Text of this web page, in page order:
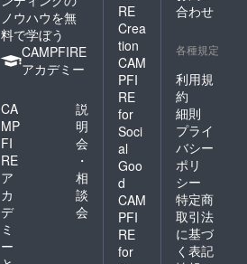
ノウハウを無
料で学ぼう
CAMPFIRE
アカデミー
CA
MP
FI
RE
ア
カ
デ
ミ
ー
説
明
会
・
相
談
会
RE
Crea
tion
CAM
PFI
RE
for
Soci
al
Goo
d
CAM
PFI
RE
for
合わせ
各種規定
利用規
約
細則
プライ
バシー
ポリ
シー
特定商
取引法
に基づ
く表記